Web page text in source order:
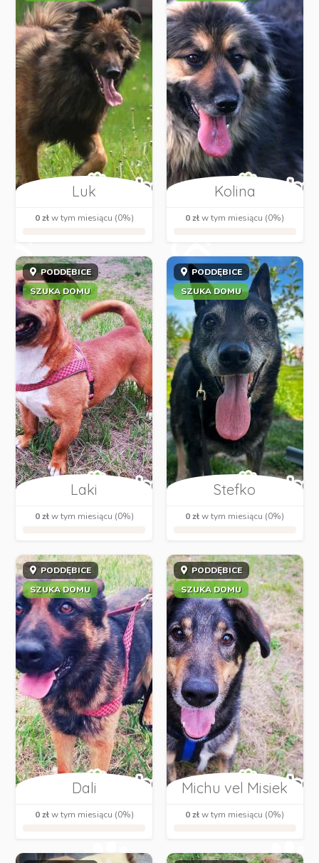
Luk
0 złw tym miesiącu (0%)
Kolina
0 złw tym miesiącu (0%)
PODDĘBICE
SZUKA DOMU
Laki
0 złw tym miesiącu (0%)
PODDĘBICE
SZUKA DOMU
Stefko
0 złw tym miesiącu (0%)
PODDĘBICE
SZUKA DOMU
Dali
0 złw tym miesiącu (0%)
PODDĘBICE
SZUKA DOMU
Michu vel Misiek
0 złw tym miesiącu (0%)